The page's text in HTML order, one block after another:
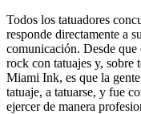
Todos los tatuadores
responde directamente a
comunicación. Desde que
rock con tatuajes y, sobre
Miami Ink, es que la
tatuaje, a tatuarse, y fue
ejercer de manera